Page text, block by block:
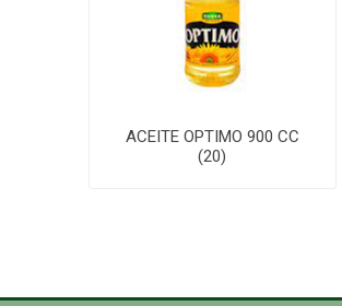
ACEITE OPTIMO 900 CC
(20)